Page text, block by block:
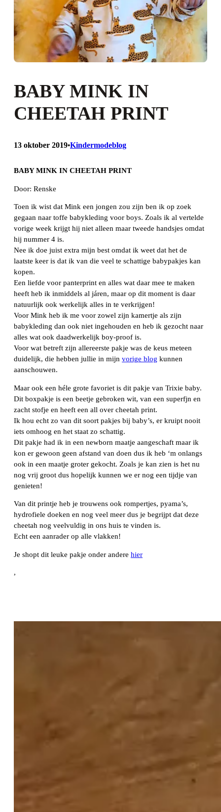
BABY MINK IN
CHEETAH PRINT
13 oktober 2019•Kindermodeblog
BABY MINK IN CHEETAH PRINT
Door: Renske
Toen ik wist dat Mink een jongen zou zijn ben ik op zoek
gegaan naar toffe babykleding voor boys. Zoals ik al vertelde
vorige week krijgt hij niet alleen maar tweede handsjes omdat
hij nummer 4 is.
Nee ik doe juist extra mijn best omdat ik weet dat het de
laatste keer is dat ik van die veel te schattige babypakjes kan
kopen.
Een liefde voor panterprint en alles wat daar mee te maken
heeft heb ik inmiddels al járen, maar op dit moment is daar
natuurlijk ook werkelijk alles in te verkrijgen!
Voor Mink heb ik me voor zowel zijn kamertje als zijn
babykleding dan ook niet ingehouden en heb ik gezocht naar
alles wat ook daadwerkelijk boy-proof is.
Voor wat betreft zijn allereerste pakje was de keus meteen
duidelijk, die hebben jullie in mijn vorige blog kunnen
aanschouwen.
Maar ook een héle grote favoriet is dit pakje van Trixie baby.
Dit boxpakje is een beetje gebroken wit, van een superfjn en
zacht stofje en heeft een all over cheetah print.
Ik hou echt zo van dit soort pakjes bij baby’s, er kruipt nooit
iets omhoog en het staat zo schattig.
Dit pakje had ik in een newborn maatje aangeschaft maar ik
kon er gewoon geen afstand van doen dus ik heb ‘m onlangs
ook in een maatje groter gekocht. Zoals je kan zien is het nu
nog vrij groot dus hopelijk kunnen we er nog een tijdje van
genieten!
Van dit printje heb je trouwens ook rompertjes, pyama’s,
hydrofiele doeken en nog veel meer dus je begrijpt dat deze
cheetah nog veelvuldig in ons huis te vinden is.
Echt een aanrader op alle vlakken!
Je shopt dit leuke pakje onder andere hier
,